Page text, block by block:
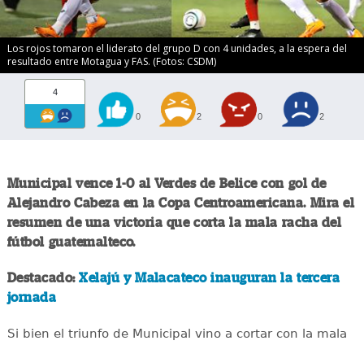
Los rojos tomaron el liderato del grupo D con 4 unidades, a la espera del
resultado entre Motagua y FAS. (Fotos: CSDM)
4
0 2 0 2
Municipal vence 1-0 al Verdes de Belice con gol de
Alejandro Cabeza en la Copa Centroamericana. Mira el
resumen de una victoria que corta la mala racha del
fútbol guatemalteco.
Destacado:Xelajú y Malacateco inauguran la tercera
jornada
Si bien el triunfo de Municipal vino a cortar con la mala